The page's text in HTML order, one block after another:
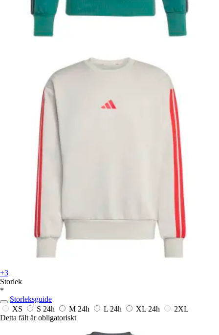
+3
Storlek
*
Storleksguide
XS
S 24h M 24h L 24h XL 24h
2XL
Detta fält är obligatoriskt